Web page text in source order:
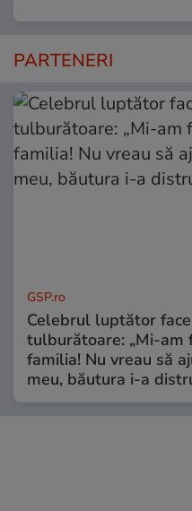
PARTENERI
GSP.ro
Celebrul luptător
tulburătoare: „Mi-am
familia! Nu vreau să
meu, băutura i-a